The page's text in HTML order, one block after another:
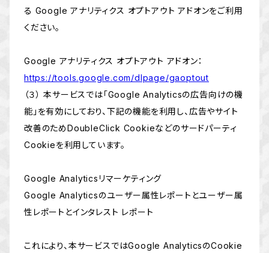
る Google アナリティクス オプトアウト アドオンをご利用
ください。
Google アナリティクス オプトアウト アドオン：
https://tools.google.com/dlpage/gaoptout
（３） 本サービスでは「Google Analyticsの広告向けの機
能」を有効にしており、下記の機能を利用し、広告やサイト
改善のためDoubleClick Cookieなどのサードパーティ
Cookieを利用しています。
Google Analyticsリマーケティング
Google Analyticsのユーザー属性レポートとユーザー属
性レポートとインタレスト レポート
これにより、本サービスではGoogle AnalyticsのCookie